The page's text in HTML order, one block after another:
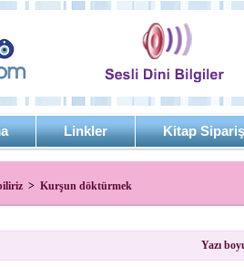
Linkler Kitap
> Kurşun döktürmek
Yazı